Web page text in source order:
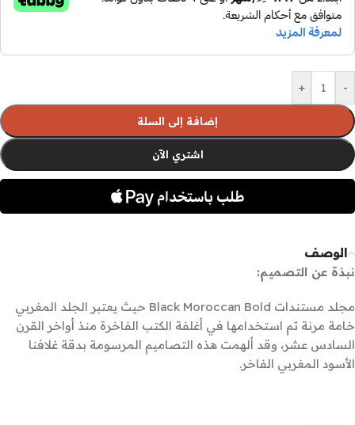
-
+
إضافة إلى السلة
اشتري الآن
الوصف
نبذة عن التصميم:
مجلد مستندات Black Moroccan Bold حيث يعتبر الجلد المغربي
خامة مرنة تم استخدامها في أغلفة الكتب الفاخرة منذ أواخر القرن
السادس عشر، وقد ألهمت هذه التصاميم المرسومة بدقة غلافنا
الأسود المغربي الفاخر.